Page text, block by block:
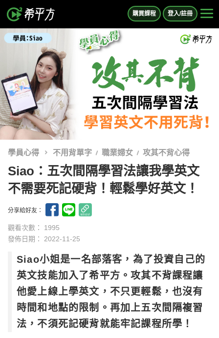
購買課程 登入/註冊
學員心得 不用背單字 職業婦女 攻其不背心得
Siao：五次間隔學習法讓我學英文
不需要死記硬背！輕鬆學好英文！
分享給好友：
觀看次數： 1995
發佈日期： 2022-11-25
Siao小姐是一名部落客，為了投資自己的
英文技能加入了希平方。攻其不背課程讓
他愛上線上學英文，不只更輕鬆，也沒有
時間和地點的限制。再加上五次間隔複習
法，不須死記硬背就能牢記課程所學！